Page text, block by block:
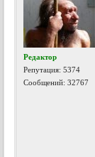
Редактор
Репутация:5374
Сообщений: 32767